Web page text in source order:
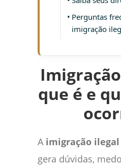
Perguntas
imigração
que é e
A imigração ilegal
gera dúvidas,